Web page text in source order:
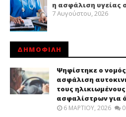
η ασφάλιση υγείας
7 Αυγούστου, 2026
ΔΗΜΟΦΙΛΗ
Ψηφίστηκε ο
ασφάλιση
τους
ασφαλίστρων για
6 ΜΑΡΤΊΟΥ, 2026 0